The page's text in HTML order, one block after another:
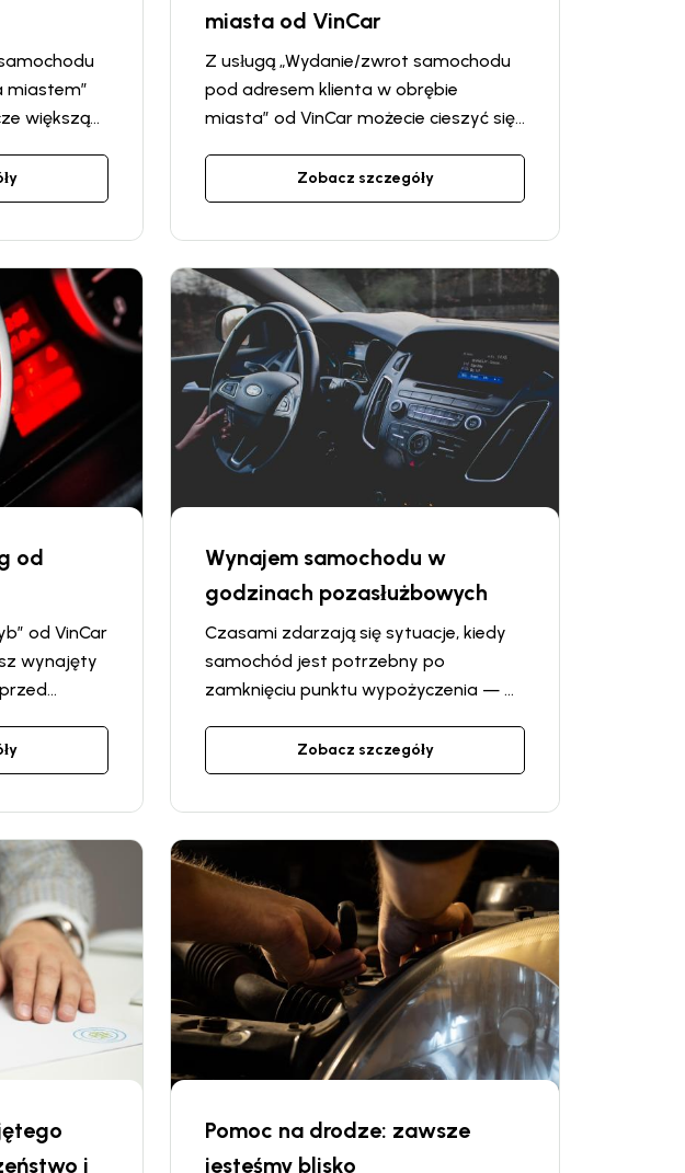
miastem”
większą
się poza
miasta od VinCar
Z usługą „Wydanie/zwrot samochodu
pod adresem klienta w obrębie
miasta” od VinCar możecie cieszyć się
wynajmie samochodu. Zapomnijcie o
konieczności jechania do punktu
odbierzemy Wasze auto bezpośrednio
z podanego przez Was adresu w
obrębie miasta.
Zobacz szczegóły
od
od VinCar
wynajęty
które
Wynajem samochodu w
godzinach pozasłużbowych
Czasami zdarzają się sytuacje, kiedy
samochód jest potrzebny po
zamknięciu punktu wypożyczenia — w
niedzielę. Ukraińska sieć wypożyczalni
samochodów Vin Car oferuje wygodne
pozasłużbowych, która pozwala
wynająć auto lub zwrócić je o dowolnej
porze, nawet poza standardowym
harmonogramem pracy.
Zobacz szczegóły
i
Pomoc na drodze: zawsze
jesteśmy blisko